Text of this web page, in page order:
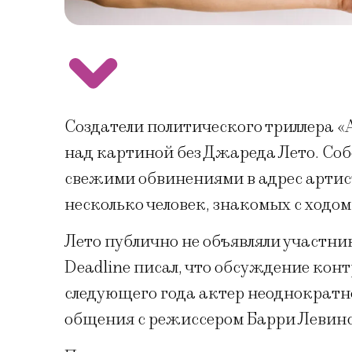
Создатели политического
над картиной без Джареда Лето.
свежими обвинениями в адрес
несколько человек, знакомых с
Лето публично не объявляли
Deadline писал, что обсуждение
следующего года актер
общения с режиссером Барри